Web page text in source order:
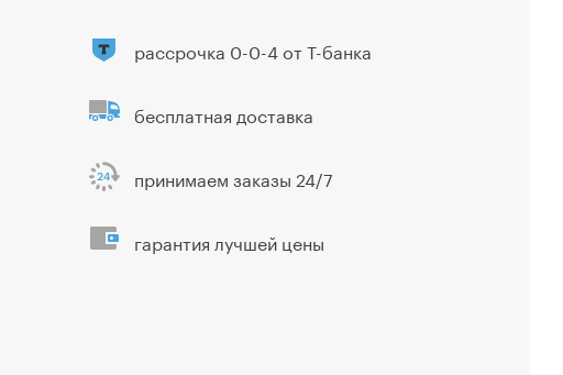
рассрочка 0-0-4 от Т-банка
бесплатная доставка
принимаем заказы 24/7
гарантия лучшей цены